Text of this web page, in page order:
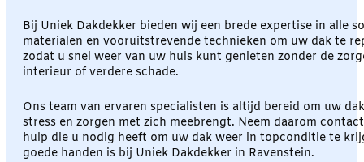
Bij Uniek Dakdekker bieden wij een brede expertise in alle
materialen en vooruitstrevende technieken om uw dak te
zodat u snel weer van uw huis kunt genieten zonder de
interieur of verdere schade.
Ons team van ervaren specialisten is altijd bereid om uw
stress en zorgen met zich meebrengt. Neem daarom
hulp die u nodig heeft om uw dak weer in topconditie te
goede handen is bij Uniek Dakdekker in Ravenstein.